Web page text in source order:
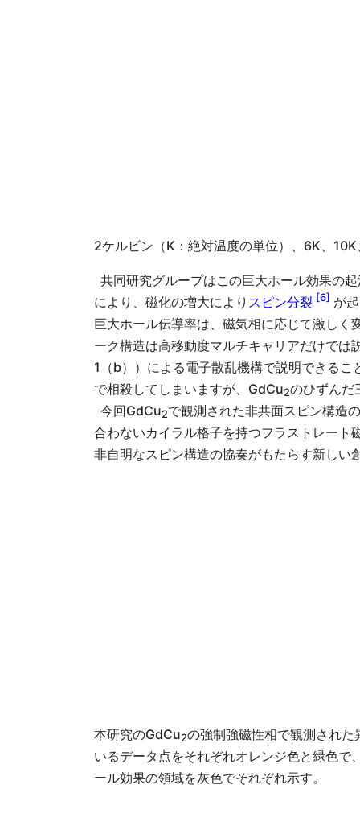
2ケルビン（K：絶対温度の単位）、6K、
共同研究グループはこの巨大ホール効果の
により、磁化の増大により スピン分裂 [6] が
巨大ホール伝導率は、磁気相に応じて激しく
ーク構造は高移動度マルチキャリアだけでは
1（b））による電子散乱機構で説明できる
で相殺してしまいますが、GdCu2のひずんだ
今回GdCu2で観測された非共面スピン構造
合わないカイラル格子を持つフラストレート
非自明なスピン構造の協奏がもたらす新しい
本研究のGdCu2の強制強磁性相で観測され
いるデータ点をそれぞれオレンジ色と緑色で
ール効果の領域を灰色でそれぞれ示す。